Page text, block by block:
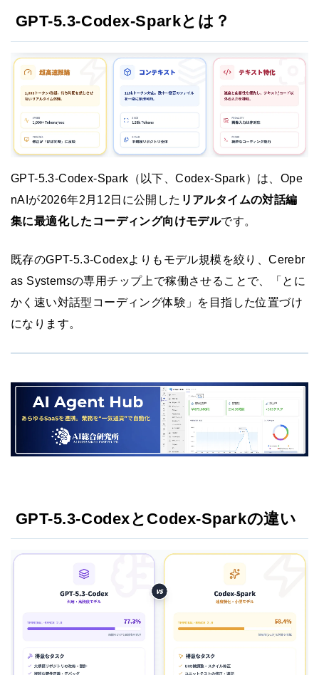
GPT-5.3-Codex-Sparkとは？
GPT-5.3-Codex-Spark（以下、Codex-Spark）は、Ope
nAIが2026年2月12日に公開した リアルタイムの対話編
集に最適化したコーディング向けモデルです。
既存のGPT-5.3-Codexよりもモデル規模を絞り、Cerebr
as Systemsの専用チップ上で稼働させることで、「とに
かく速い対話型コーディング体験」を目指した位置づけ
になります。
GPT-5.3-CodexとCodex-Sparkの違い